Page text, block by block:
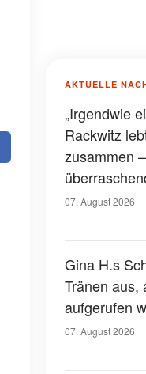
AKTUELLE
„Irgendwie
Rackwitz
zusammen
07. August 2026
Gina H.s
Tränen aus,
aufgerufen
07. August 2026